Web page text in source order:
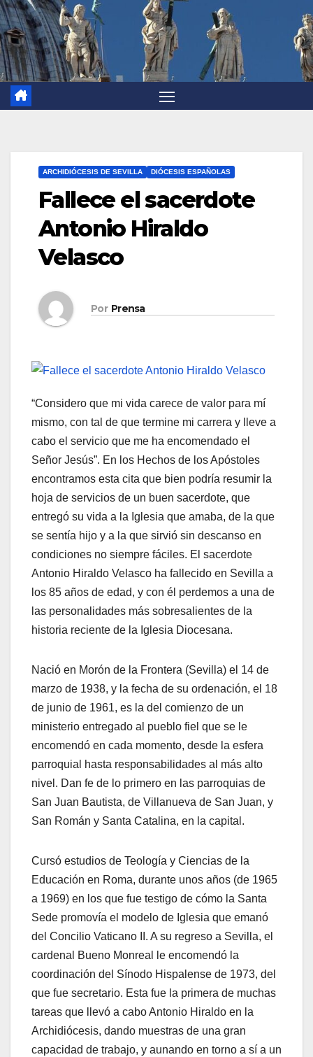
ARCHIDIÓCESIS DE SEVILLA DIÓCESIS ESPAÑOLAS
Fallece el sacerdote
Antonio Hiraldo
Velasco
Por Prensa
“Considero que mi vida carece de valor para mí
mismo, con tal de que termine mi carrera y lleve a
cabo el servicio que me ha encomendado el
Señor Jesús”. En los Hechos de los Apóstoles
encontramos esta cita que bien podría resumir la
hoja de servicios de un buen sacerdote, que
entregó su vida a la Iglesia que amaba, de la que
se sentía hijo y a la que sirvió sin descanso en
condiciones no siempre fáciles. El sacerdote
Antonio Hiraldo Velasco ha fallecido en Sevilla a
los 85 años de edad, y con él perdemos a una de
las personalidades más sobresalientes de la
historia reciente de la Iglesia Diocesana.
Nació en Morón de la Frontera (Sevilla) el 14 de
marzo de 1938, y la fecha de su ordenación, el 18
de junio de 1961, es la del comienzo de un
ministerio entregado al pueblo fiel que se le
encomendó en cada momento, desde la esfera
parroquial hasta responsabilidades al más alto
nivel. Dan fe de lo primero en las parroquias de
San Juan Bautista, de Villanueva de San Juan, y
San Román y Santa Catalina, en la capital.
Cursó estudios de Teología y Ciencias de la
Educación en Roma, durante unos años (de 1965
a 1969) en los que fue testigo de cómo la Santa
Sede promovía el modelo de Iglesia que emanó
del Concilio Vaticano II. A su regreso a Sevilla, el
cardenal Bueno Monreal le encomendó la
coordinación del Sínodo Hispalense de 1973, del
que fue secretario. Esta fue la primera de muchas
tareas que llevó a cabo Antonio Hiraldo en la
Archidiócesis, dando muestras de una gran
capacidad de trabajo, y aunando en torno a sí a un